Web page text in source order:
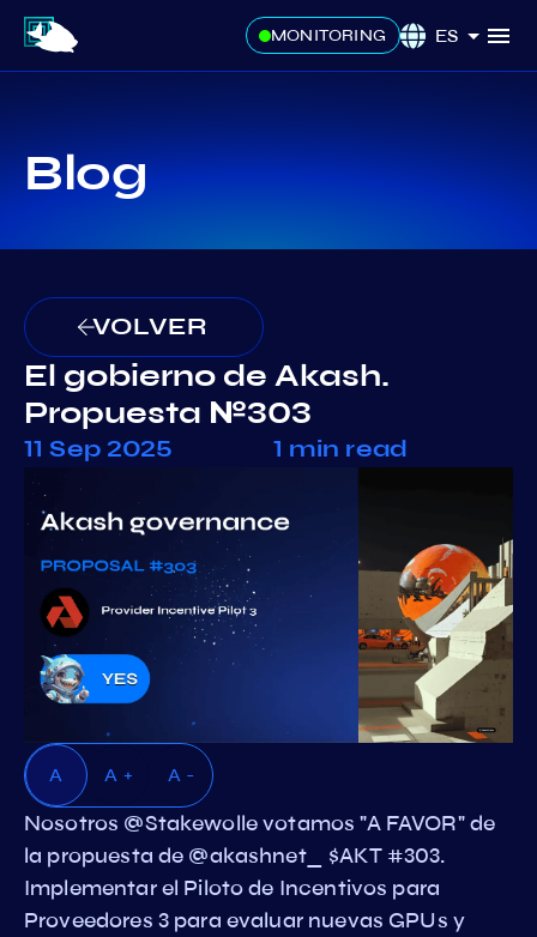
MONITORING ES
Blog
VOLVER
El gobierno de Akash.
Propuesta №303
11 Sep 2025 1 min read
A A + A -
Nosotros @Stakewolle votamos "A FAVOR" de
la propuesta de @akashnet_ $AKT #303.
Implementar el Piloto de Incentivos para
Proveedores 3 para evaluar nuevas GPUs y